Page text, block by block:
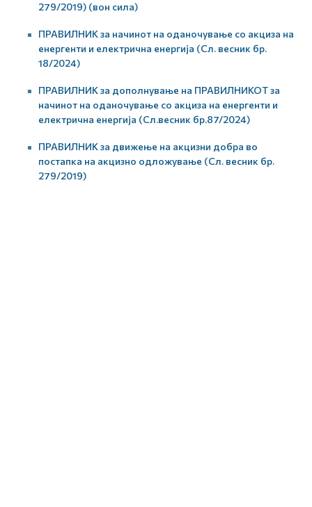
279/2019) (вон сила)
ПРАВИЛНИК за начинот на оданочување со акциза на
енергенти и електрична енергија (Сл. весник бр.
18/2024)
ПРАВИЛНИК за дополнување на ПРАВИЛНИКОТ за
начинот на оданочување со акциза на енергенти и
електрична енергија (Сл.весник бр.87/2024)
ПРАВИЛНИК за движење на акцизни добра во
постапка на акцизно одложување (Сл. весник бр.
279/2019)